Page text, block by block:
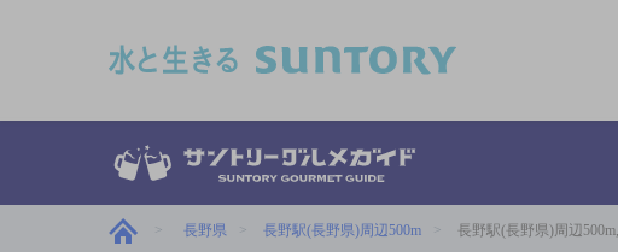
長野県 長野駅(長野県)周辺500m 長野駅(長野県)周辺